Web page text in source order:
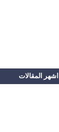
اشهر المقالات